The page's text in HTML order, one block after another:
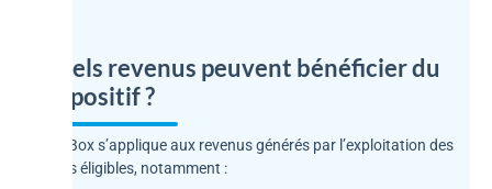
Quels revenus peuvent bénéficier du
dispositif ?
L’IP Box s’applique aux revenus générés par l’exploitation des
actifs éligibles, notamment :